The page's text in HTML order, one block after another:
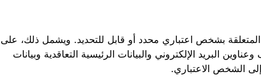
بشخص اعتباري محدد أو قابل للتحديد. ويشمل ذلك، على
البريد الإلكتروني والبيانات الرئيسية التعاقدية وبيانات
الشخص الاعتباري.